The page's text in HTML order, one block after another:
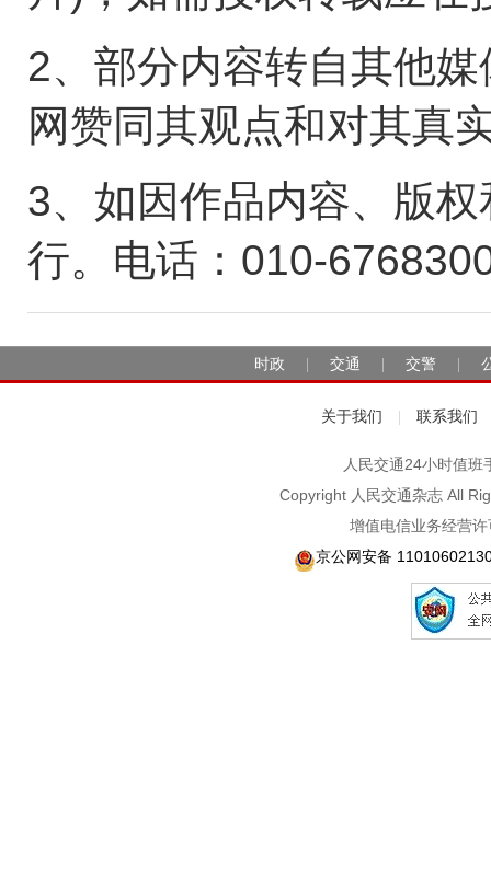
2、部分内容转自其他
网赞同其观点和对其真
3、如因作品内容、版
行。电话：010-
时政 交通 交警
关于我们 联系我们
人民交通24小时值
Copyright 人民交通杂志 All
增值电信业务经营
京公网安备